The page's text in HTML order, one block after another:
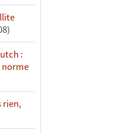
:
norme
rien,